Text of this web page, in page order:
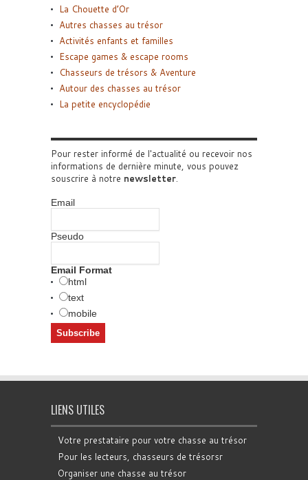
La Chouette d’Or
Autres chasses au trésor
Activités enfants et familles
Escape games & escape rooms
Chasseurs de trésors & Aventure
Autour des chasses au trésor
La petite encyclopédie
Pour rester informé de l'actualité ou recevoir nos
informations de dernière minute, vous pouvez
souscrire à notre newsletter.
Email
Pseudo
Email Format
html
text
mobile
LIENS UTILES
Votre prestataire pour votre chasse au trésor
Pour les lecteurs, chasseurs de trésorsr
Organiser une chasse au trésor